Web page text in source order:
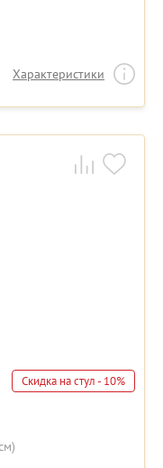
Характеристики
Скидка на стул - 10%